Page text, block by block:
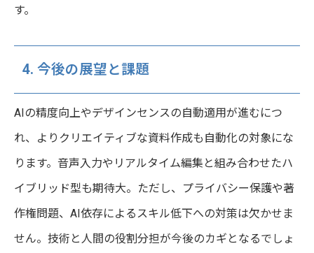
す。
4. 今後の展望と課題
AIの精度向上やデザインセンスの自動適用が進むにつ
れ、よりクリエイティブな資料作成も自動化の対象にな
ります。音声入力やリアルタイム編集と組み合わせたハ
イブリッド型も期待大。ただし、プライバシー保護や著
作権問題、AI依存によるスキル低下への対策は欠かせま
せん。技術と人間の役割分担が今後のカギとなるでしょ